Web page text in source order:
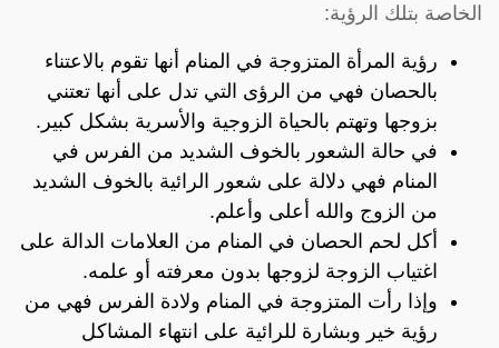
الخاصة بتلك الرؤية:
رؤية المرأة المتزوجة في المنام أنها تقوم بالاعتناء
بالحصان فهي من الرؤى التي تدل على أنها تعتني
بزوجها وتهتم بالحياة الزوجية والأسرية بشكل كبير.
في حالة الشعور بالخوف الشديد من الفرس في
المنام فهي دلالة على شعور الرائية بالخوف الشديد
من الزوج والله أعلى وأعلم.
أكل لحم الحصان في المنام من العلامات الدالة على
اغتياب الزوجة لزوجها بدون معرفته أو علمه.
وإذا رأت المتزوجة في المنام ولادة الفرس فهي من
رؤية خير وبشارة للرائية على انتهاء المشاكل